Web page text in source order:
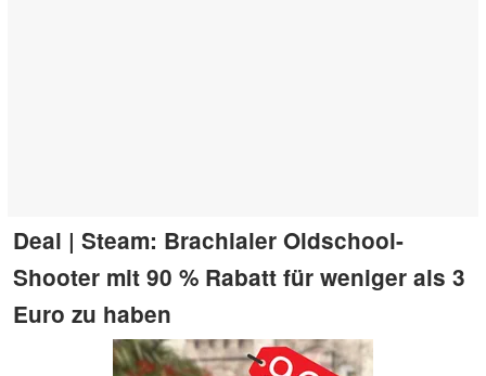
Deal | Steam: Brachialer Oldschool-
Shooter mit 90 % Rabatt für weniger als 3
Euro zu haben